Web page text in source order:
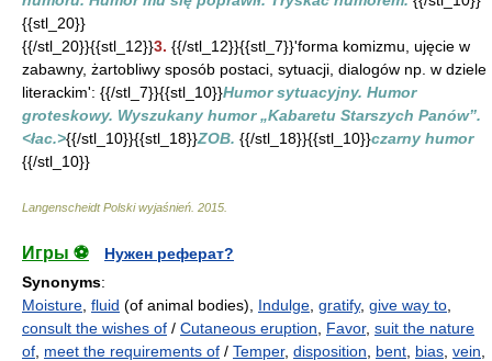
{{stl_20}}
{{/stl_20}}{{stl_12}}3. {{/stl_12}}{{stl_7}}'forma komizmu, ujęcie w
zabawny, żartobliwy sposób postaci, sytuacji, dialogów np. w dziele
literackim': {{/stl_7}}{{stl_10}}Humor sytuacyjny. Humor
groteskowy. Wyszukany humor „Kabaretu Starszych Panów”.
<łac.>{{/stl_10}}{{stl_18}}ZOB. {{/stl_18}}{{stl_10}}czarny humor
{{/stl_10}}
Langenscheidt Polski wyjaśnień 2015
Игры ⚽
Нужен реферат?
Synonyms:
Moisture fluid (of animal bodies), Indulge gratify, give way to
consult the wishes of / Cutaneous eruption Favor, suit the nature
of meet the requirements of / Temper, disposition bent bias vein